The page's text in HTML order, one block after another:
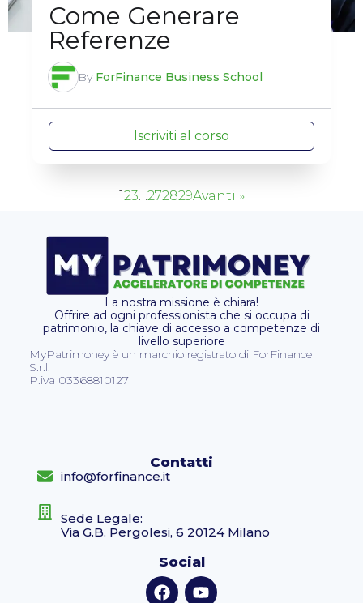
Come Generare
Referenze
By ForFinance Business School
Iscriviti al corso
123…272829Avanti »
La nostra missione è chiara!
Offrire ad ogni professionista che si occupa di
patrimonio, la chiave di accesso a competenze di
livello superiore
MyPatrimoney è un marchio registrato di ForFinance
S.r.l.
P.iva 03368810127
Contatti
info@forfinance.it
Sede Legale:
Via G.B. Pergolesi, 6 20124 Milano
Social